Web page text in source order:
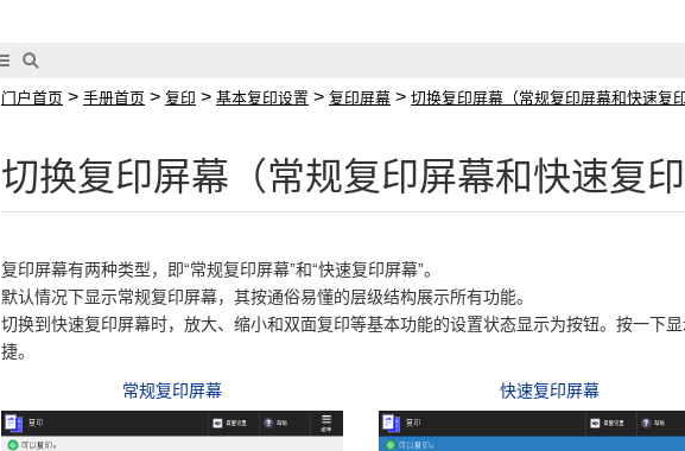
门户首页 > 手册首页 > 复印 > 基本复印设置 > 复印屏幕 > 切换复印屏幕（常规复印屏幕和快速复印
切换复印屏幕（常规复印屏幕和快速复印
复印屏幕有两种类型，即“常规复印屏幕”和“快速复印屏幕”。
默认情况下显示常规复印屏幕，其按通俗易懂的层级结构展示所有功能。
切换到快速复印屏幕时，放大、缩小和双面复印等基本功能的设置状态显示为按钮。按一下
捷。
常规复印屏幕 快速复印屏幕